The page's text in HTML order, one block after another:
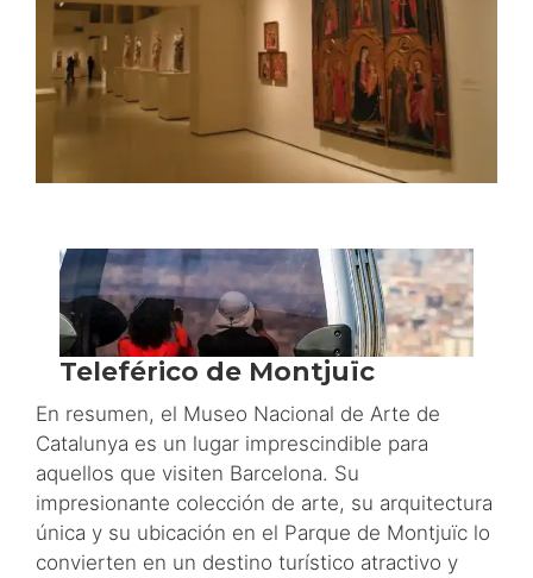
En resumen, el Museo Nacional de Arte de
Catalunya es un lugar imprescindible para
aquellos que visiten Barcelona. Su
impresionante colección de arte, su arquitectura
única y su ubicación en el Parque de Montjuïc lo
convierten en un destino turístico atractivo y